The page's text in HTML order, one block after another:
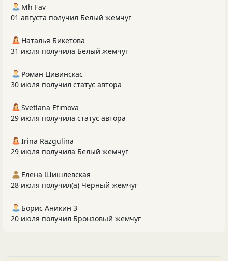
Mh Fav
01 августа получил Белый жемчуг
Наталья Бикетова
31 июля получила Белый жемчуг
Роман Цивинскас
30 июля получил статус автора
Svetlana Efimova
29 июля получила статус автора
Irina Razgulina
29 июля получила Белый жемчуг
Елена Шишлевская
28 июля получил(а) Черный жемчуг
Борис Аникин 3
20 июля получил Бронзовый жемчуг